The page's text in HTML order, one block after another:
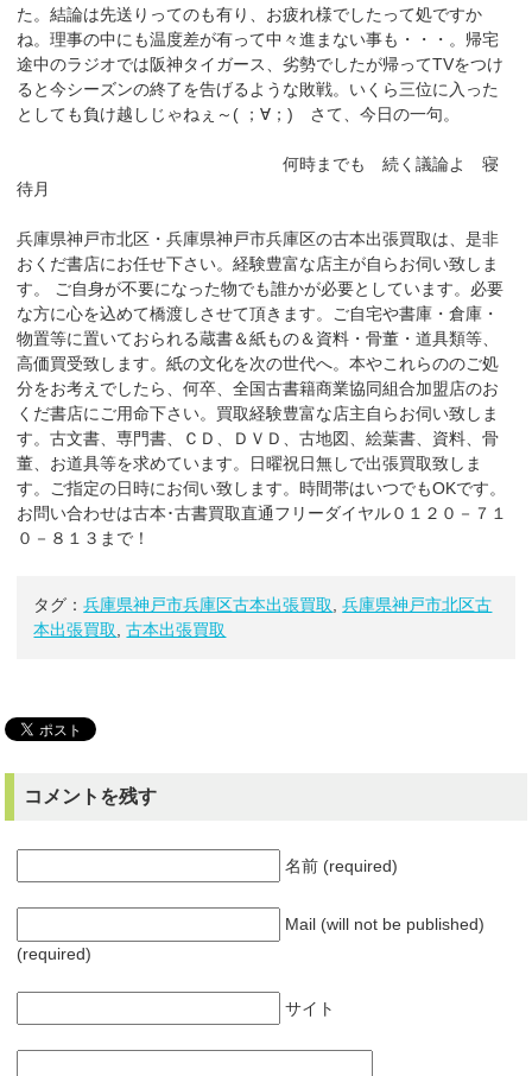
た。結論は先送りってのも有り、お疲れ様でしたって処ですか
ね。理事の中にも温度差が有って中々進まない事も・・・。帰宅
途中のラジオでは阪神タイガース、劣勢でしたが帰ってTVをつけ
ると今シーズンの終了を告げるような敗戦。いくら三位に入った
としても負け越しじゃねぇ～( ；∀；) さて、今日の一句。
何時までも 続く議論よ 寝
待月
兵庫県神戸市北区・兵庫県神戸市兵庫区の古本出張買取は、是非
おくだ書店にお任せ下さい。経験豊富な店主が自らお伺い致しま
す。 ご自身が不要になった物でも誰かが必要としています。必要
な方に心を込めて橋渡しさせて頂きます。ご自宅や書庫・倉庫・
物置等に置いておられる蔵書＆紙もの＆資料・骨董・道具類等、
高価買受致します。紙の文化を次の世代へ。本やこれらののご処
分をお考えでしたら、何卒、全国古書籍商業協同組合加盟店のお
くだ書店にご用命下さい。買取経験豊富な店主自らお伺い致しま
す。古文書、専門書、ＣＤ、ＤＶＤ、古地図、絵葉書、資料、骨
董、お道具等を求めています。日曜祝日無しで出張買取致しま
す。ご指定の日時にお伺い致します。時間帯はいつでもOKです。
お問い合わせは古本･古書買取直通フリーダイヤル０１２０－７１
０－８１３まで！
タグ：兵庫県神戸市兵庫区古本出張買取 ,兵庫県神戸市北区古
本出張買取
,古本出張買取
コメントを残す
名前 (required)
Mail (will not be published)
(required)
サイト